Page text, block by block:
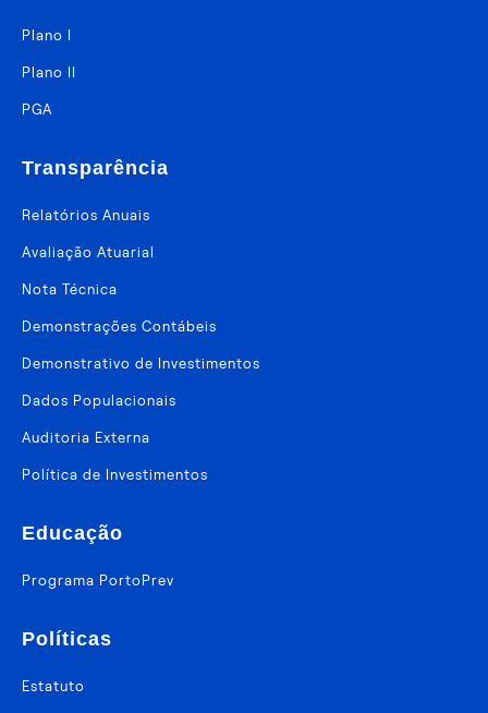
Plano I
Plano II
PGA
Transparência
Relatórios Anuais
Avaliação Atuarial
Nota Técnica
Demonstrações Contábeis
Demonstrativo de Investimentos
Dados Populacionais
Auditoria Externa
Política de Investimentos
Educação
Programa PortoPrev
Políticas
Estatuto